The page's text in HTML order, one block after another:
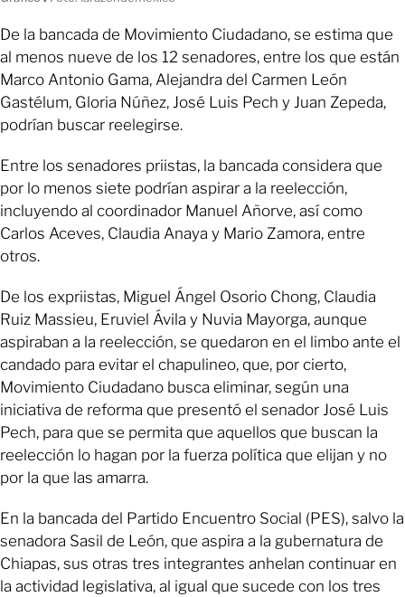
De la bancada de Movimiento Ciudadano, se estima que
al menos nueve de los 12 senadores, entre los que están
Marco Antonio Gama, Alejandra del Carmen León
Gastélum, Gloria Núñez, José Luis Pech y Juan Zepeda,
podrían buscar reelegirse.
Entre los senadores priistas, la bancada considera que
por lo menos siete podrían aspirar a la reelección,
incluyendo al coordinador Manuel Añorve, así como
Carlos Aceves, Claudia Anaya y Mario Zamora, entre
otros.
De los expriistas, Miguel Ángel Osorio Chong, Claudia
Ruiz Massieu, Eruviel Ávila y Nuvia Mayorga, aunque
aspiraban a la reelección, se quedaron en el limbo ante el
candado para evitar el chapulineo, que, por cierto,
Movimiento Ciudadano busca eliminar, según una
iniciativa de reforma que presentó el senador José Luis
Pech, para que se permita que aquellos que buscan la
reelección lo hagan por la fuerza política que elijan y no
por la que las amarra.
En la bancada del Partido Encuentro Social (PES), salvo la
senadora Sasil de León, que aspira a la gubernatura de
Chiapas, sus otras tres integrantes anhelan continuar en
la actividad legislativa, al igual que sucede con los tres